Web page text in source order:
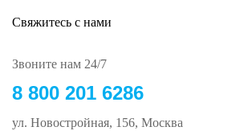
Свяжитесь с нами
Звоните нам 24/7
8 800 201 6286
ул. Новостройная, 156, Москва